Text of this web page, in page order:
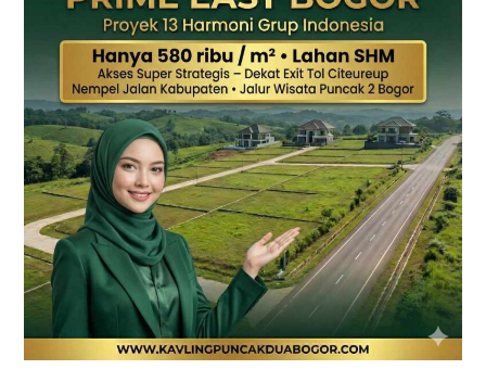
Bogor
Gunung
&
SHM
Pecah
Sertifikat